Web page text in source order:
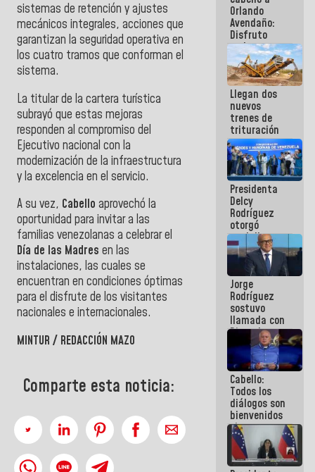
sistemas de retención y ajustes
mecánicos integrales, acciones que
garantizan la seguridad operativa en
los cuatro tramos que conforman el
sistema.
​La titular de la cartera turística
subrayó que estas mejoras
responden al compromiso del
Ejecutivo nacional con la
modernización de la infraestructura
y la excelencia en el servicio.
A su vez, Cabello aprovechó la
oportunidad para invitar a las
familias venezolanas a celebrar el
Día de las Madres en las
instalaciones, las cuales se
encuentran en condiciones óptimas
para el disfrute de los visitantes
nacionales e internacionales.
MINTUR / REDACCIÓN MAZO
Comparte esta noticia:
Orlando
Avendaño:
Disfruto
cada vez
que escribes
porque lo
que haces
es
embarrarla
Llegan dos
nuevos
trenes de
trituración
para
optimizar
manejo de
escombros
en La Guaira
Presidenta
Delcy
Rodríguez
otorgó
medalla
"Héroe de
Venezuela"
a servidores
públicos
Jorge
Rodríguez
sostuvo
llamada con
Dinorah
Figuera y
acuerdan
primer
encuentro
presencial
para el
diálogo
Cabello:
Todos los
diálogos son
bienvenidos
siempre que
estén en el
marco de la
Constitución